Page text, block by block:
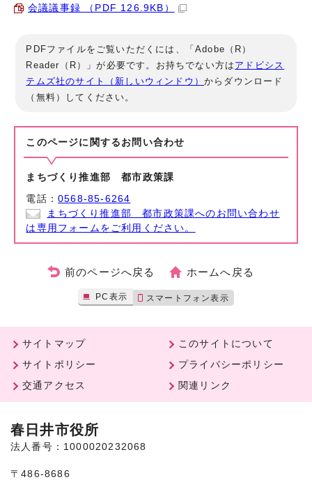
会議議事録 （PDF 126.9KB）
PDFファイルをご覧いただくには、「Adobe（R）
Reader（R）」が必要です。お持ちでない方は アドビシス
テムズ社のサイト（新しいウィンドウ）からダウンロード
（無料）してください。
このページに関する お問い合わせ
まちづくり推進部 都市政策課
電話：0568-85-6264
まちづくり推進部 都市政策課へのお問い合わせ
は専用フォームをご利用ください。
前のページへ戻る ホームへ戻る
PC表示 スマートフォン表示
サイトマップ
このサイトについて
サイトポリシー
プライバシーポリシー
交通アクセス
関連リンク
春日井市役所
法人番号：1000020232068
〒486-8686